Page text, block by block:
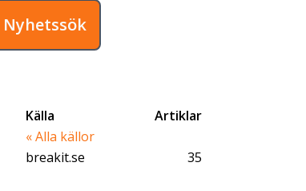
Nyhetssök
Källa
Artiklar
« Alla källor
breakit.se
35